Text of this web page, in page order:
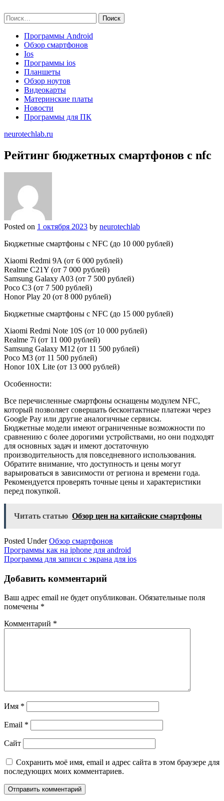
to
content
Найти:
Программы Android
Обзор смартфонов
Ios
Программы ios
Планшеты
Обзор ноутов
Видеокарты
Материнские платы
Новости
Программы для ПК
neurotechlab.ru
Рейтинг бюджетных смартфонов с nfc
Posted on 1 октября 2023 by neurotechlab
Бюджетные смартфоны с NFC (до 10 000 рублей)
Xiaomi Redmi 9A (от 6 000 рублей)
Realme C21Y (от 7 000 рублей)
Samsung Galaxy A03 (от 7 500 рублей)
Poco C3 (от 7 500 рублей)
Honor Play 20 (от 8 000 рублей)
Бюджетные смартфоны с NFC (до 15 000 рублей)
Xiaomi Redmi Note 10S (от 10 000 рублей)
Realme 7i (от 11 000 рублей)
Samsung Galaxy M12 (от 11 500 рублей)
Poco M3 (от 11 500 рублей)
Honor 10X Lite (от 13 000 рублей)
Особенности:
Все перечисленные смартфоны оснащены модулем NFC,
который позволяет совершать бесконтактные платежи через
Google Pay или другие аналогичные сервисы.
Бюджетные модели имеют ограниченные возможности по
сравнению с более дорогими устройствами, но они подходят
для основных задач и имеют достаточную
производительность для повседневного использования.
Обратите внимание, что доступность и цены могут
варьироваться в зависимости от региона и времени года.
Рекомендуется проверять точные цены и характеристики
перед покупкой.
Читать статью Обзор цен на китайские смартфоны
Posted UnderОбзор смартфонов
Навигация
по
записям
Программы как на iphone для android
Программа для записи с экрана для ios
Добавить комментарий
Ваш адрес email не будет опубликован. Обязательные поля
помечены *
Комментарий *
Имя *
Email *
Сайт
Сохранить моё имя, email и адрес сайта в этом браузере для
последующих моих комментариев.